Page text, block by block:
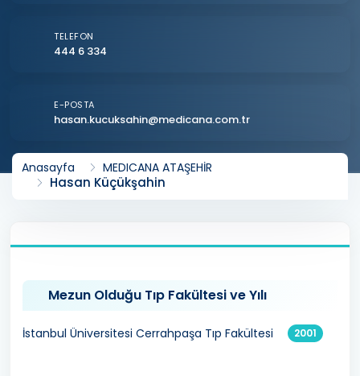
TELEFON
444 6 334
E-POSTA
hasan.kucuksahin@medicana.com.tr
Anasayfa MEDICANA ATAŞEHİR
Hasan Küçükşahin
Mezun Olduğu Tıp Fakültesi ve Yılı
İstanbul Üniversitesi Cerrahpaşa Tıp Fakültesi 2001